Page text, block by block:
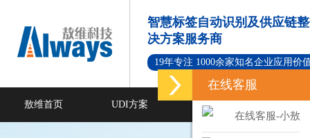
智慧标签自动识别及供应链
决方案服务商
19年专注 1000余家知名企业应用价
敖维首页 UDI方案 标签打印软件
在线客服
在线客服-小敖